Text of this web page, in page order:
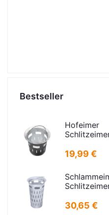
Bestseller
Hofeimer
kurz
19,99 €
H=600mm
30,65 €